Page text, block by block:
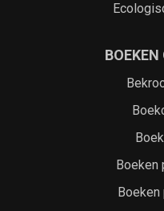
BOEKEN
Boeken